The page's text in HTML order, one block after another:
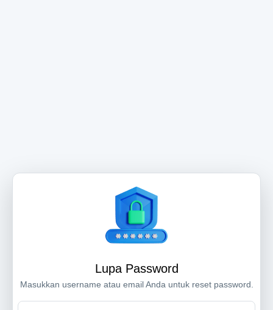
Lupa Password
Masukkan username atau email Anda untuk reset password.